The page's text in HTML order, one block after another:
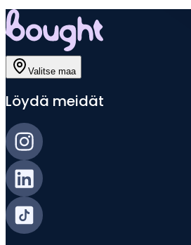
Valitse maa
Löydä meidät